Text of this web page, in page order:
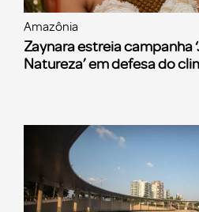
Amazônia
Zaynara estreia campanha
Natureza’ em defesa do